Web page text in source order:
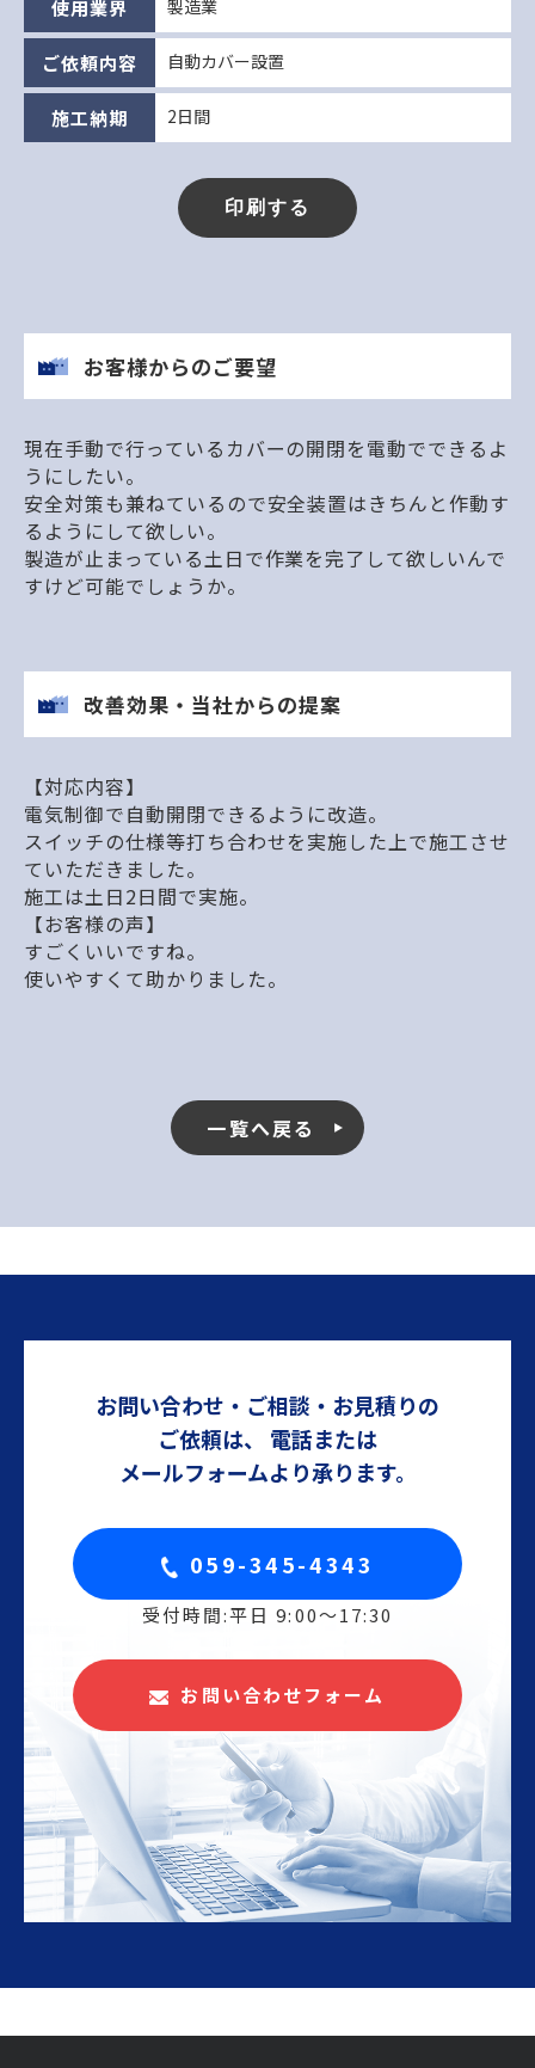
使用業界 製造業
ご依頼内容 自動カバー設置
施工納期 2日間
お客様からのご要望
現在手動で行っているカバーの開閉を電動でできるよ
うにしたい。
安全対策も兼ねているので安全装置はきちんと作動す
るようにして欲しい。
製造が止まっている土日で作業を完了して欲しいんで
すけど可能でしょうか。
改善効果・当社からの提案
【対応内容】
電気制御で自動開閉できるように改造。
スイッチの仕様等打ち合わせを実施した上で施工させ
ていただきました。
施工は土日2日間で実施。
【お客様の声】
すごくいいですね。
使いやすくて助かりました。
一覧へ戻る
お問い合わせ・ご相談・お見積りの
ご依頼は、
電話または
メールフォームより承ります。
059-345-4343
受付時間:平日 9:00〜17:30
お問い合わせフォーム